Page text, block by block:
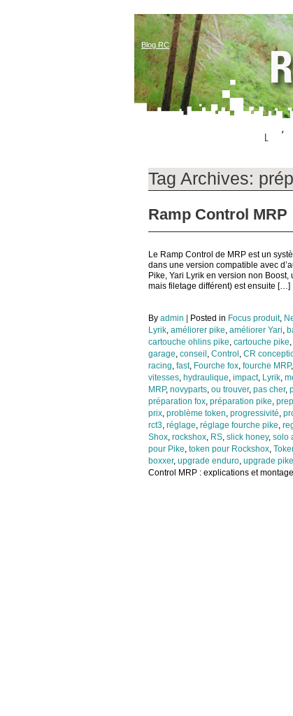
Blog RC
Tag Archives:
Ramp Control
Le Ramp Control de MRP est un
dans une version compatible avec
Pike, Yari Lyrik en version non
mais filetage différent) est ensuite […]
By admin Posted in Focus produit,
Lyrik, améliorer pike, améliorer Yari,
cartouche ohlins pike, cartouche pike,
garage, conseil , Control , CR
racing, fast, Fourche fox, fourche MRP,
vitesses, hydraulique, impact, Lyrik,
MRP, novyparts, ou trouver, pas cher,
préparation fox, préparation pike,
prix, problème token, progressivité,
rct3, réglage, réglage fourche pike,
Shox, rockshox, RS, slick honey, solo
pour Pike, token pour Rockshox,
boxxer, upgrade enduro, upgrade pike
Control MRP : explications et montage